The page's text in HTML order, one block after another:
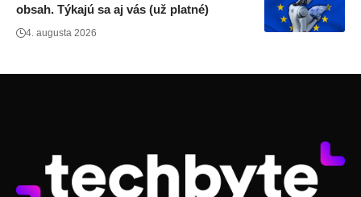
obsah. Týkajú sa aj vás (už platné)
4. augusta 2026